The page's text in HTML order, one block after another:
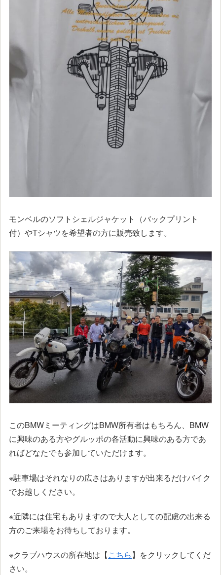
モンベルのソフトシェルジャケット（バックプリント
付）やTシャツを希望者の方に販売致します。
このBMWミーティングはBMW所有者はもちろん、BMW
に興味のある方やグルッポの各活動に興味のある方であ
ればどなたでも参加していただけます。
※駐車場はそれなりの広さはありますが出来るだけバイク
でお越しください。
※近隣には住宅もありますので大人としての配慮の出来る
方のご来場をお待ちしております。
※クラブハウスの所在地は【こちら】をクリックしてくだ
さい。